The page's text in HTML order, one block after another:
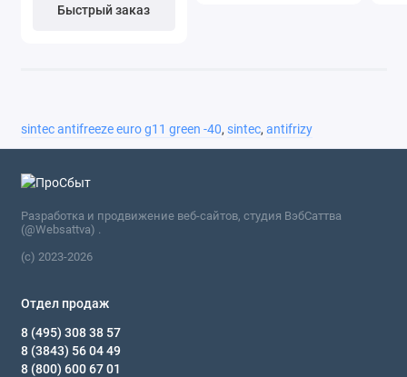
Быстрый заказ
sintec antifreeze euro g11 green -40, sintec, antifrizy
Разработка и продвижение веб-сайтов, студия ВэбСаттва
(@Websattva) .
(c) 2023-2026
Отдел продаж
8 (495) 308 38 57
8 (3843) 56 04 49
8 (800) 600 67 01